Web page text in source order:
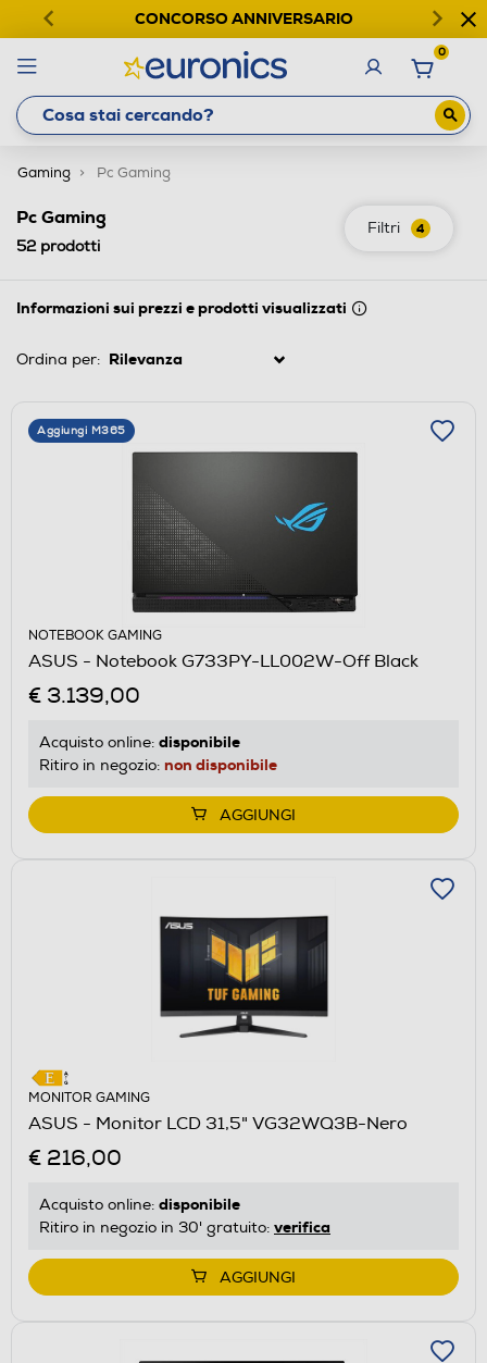
CONCORSO ANNIVERSARIO
0
Gaming Pc Gaming
Filtri 4
Pc Gaming
52prodotti
Informazioni sui prezzi e prodotti visualizzati
Ordina per:
Aggiungi M365
NOTEBOOK GAMING
ASUS - Notebook G733PY-LL002W-Off Black
€ 3.139,00
Acquisto online: disponibile
Ritiro in negozio: non disponibile
AGGIUNGI
MONITOR GAMING
ASUS - Monitor LCD 31,5" VG32WQ3B-Nero
€ 216,00
Acquisto online: disponibile
Ritiro in negozio in 30' gratuito: verifica
AGGIUNGI